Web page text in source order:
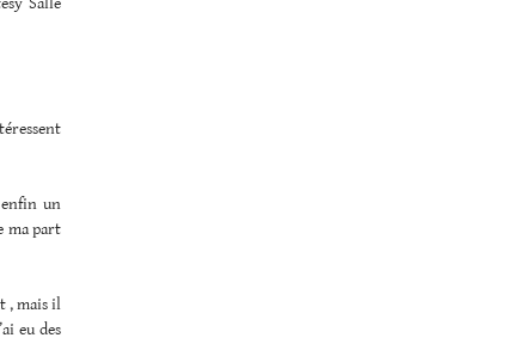
Salle
enfin un
ma part
, mais il
eu des